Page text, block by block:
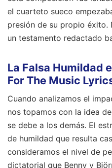
el cuarteto sueco
presión de su propio éxito.
un testamento redactado
La Falsa Humildad
For The Music
Cuando analizamos el
nos topamos con la idea
se debe a los demás. El
de humildad que resulta
consideramos el nivel de
dictatorial que Benny y